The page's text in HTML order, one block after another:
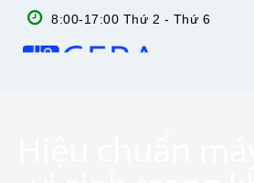
8:00-17:00 Thứ 2 - Thứ 6